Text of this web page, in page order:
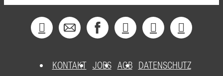
KONTAKT JOBS AGB DATENSCHUTZ